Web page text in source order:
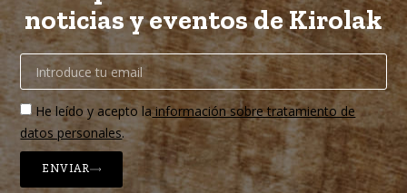
noticias y eventos de Kirolak
He leído y acepto lainformación sobre tratamiento de
datos personales.
ENVIAR